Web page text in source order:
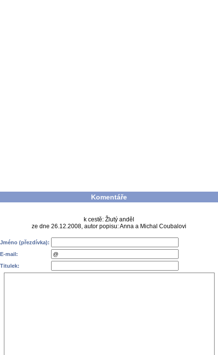
Komentáře
k cestě: Žlutý anděl
ze dne 26.12.2008, autor popisu: Anna a Michal Coubalovi
Jméno (přezdívka):
E-mail:
Titulek: